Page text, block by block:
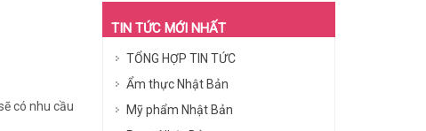
có nhu cầu
TIN TỨC MỚI NHẤT
TỔNG HỢP TIN TỨC
Ẩm thực Nhật Bản
Mỹ phẩm Nhật Bản